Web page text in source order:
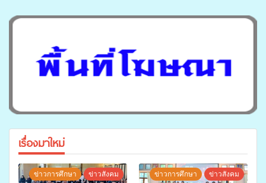
เรื่องมาใหม่
ข่าวการศึกษา ข่าวสังคม ข่าวการศึกษา ข่าวสังคม